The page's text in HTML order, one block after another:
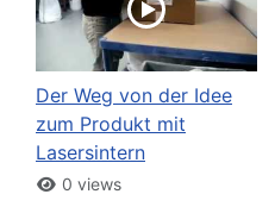
Der Weg von der Idee
zum Produkt mit
Lasersintern
0 views